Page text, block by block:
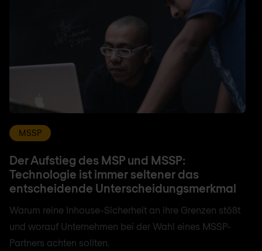
MSSP
Der Aufstieg des MSP und MSSP:
Technologie ist immer seltener das
entscheidende Unterscheidungsmerkmal
Warum reine Inhouse-Sicherheit an ihre Grenzen stößt
und worauf Unternehmen bei der Wahl eines MSSP-
Partners achten sollten.